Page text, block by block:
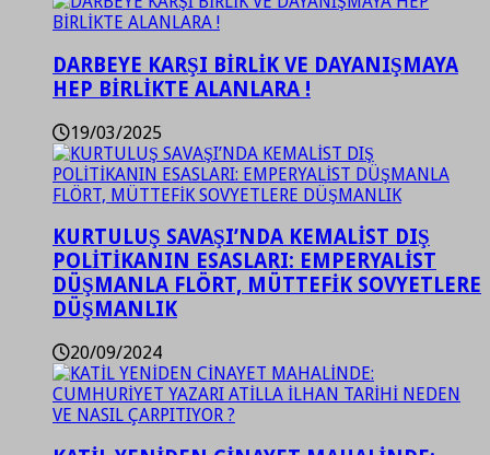
DARBEYE KARŞI BİRLİK VE DAYANIŞMAYA
HEP BİRLİKTE ALANLARA !
19/03/2025
KURTULUŞ SAVAŞI’NDA KEMALİST DIŞ
POLİTİKANIN ESASLARI: EMPERYALİST
DÜŞMANLA FLÖRT, MÜTTEFİK SOVYETLERE
DÜŞMANLIK
20/09/2024